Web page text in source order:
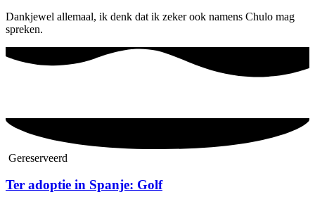
Dankjewel allemaal, ik denk dat ik zeker ook namens Chulo mag
spreken.
Gereserveerd
Ter adoptie in Spanje: Golf